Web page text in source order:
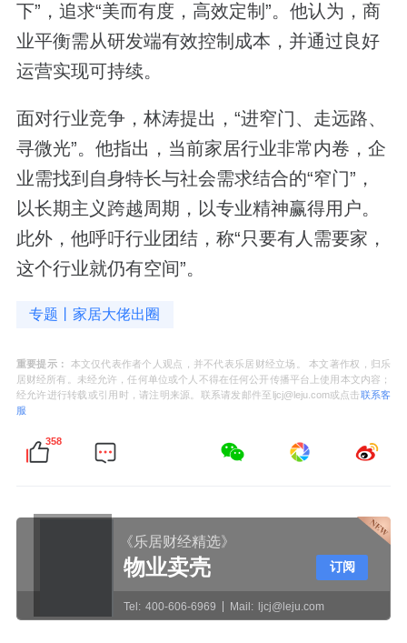
下”，追求“美而有度，高效定制”。他认为，商
业平衡需从研发端有效控制成本，并通过良好
运营实现可持续。
面对行业竞争，林涛提出，“进窄门、走远路、
寻微光”。他指出，当前家居行业非常内卷，企
业需找到自身特长与社会需求结合的“窄门”，
以长期主义跨越周期，以专业精神赢得用户。
此外，他呼吁行业团结，称“只要有人需要家，
这个行业就仍有空间”。
专题丨家居大佬出圈
重要提示：
本文仅代表作者个人观点，并不代表乐居财经立场。 本文著作权，归乐
居财经所有。未经允许，任何单位或个人不得在任何公开传播平台上使用本文内容；
经允许进行转载或引用时，请注明来源。联系请发邮件至ljcj@leju.com或点击联系客
服
358
《乐居财经精选》
物业卖壳
Tel: 400-606-6969 Mail: ljcj@leju.com
订阅